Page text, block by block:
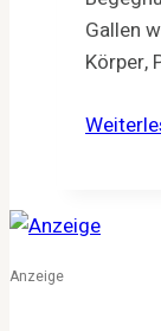
Gallen
Körper,
Anzeige